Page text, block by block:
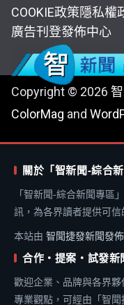
COOKIE政策隱私權
廣告刊登發佈中心
Copyright © 2026
ColorMag and
關於「智新聞-綜合新
「智新聞-綜合新聞專區
訊，為各界讀者提供可信
本站由 智聞捷發新聞發
合作・提案・試發新
歡迎企業、品牌與各界
專業觀點，可經由「智